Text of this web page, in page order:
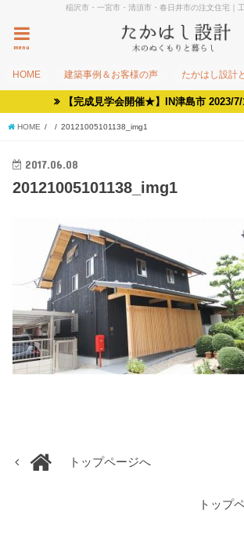
稲沢市・一宮市・清須市・春日井市の注文住宅｜
menu
HOME 建築事例＆お客様の声 たかはし設計
【完成見学会開催★】IN津島市 2023/
HOME 20121005101138_img1
2017.06.08
20121005101138_img1
トップページへ
トップ